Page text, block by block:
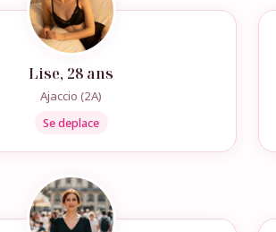
Lise, 28 ans
Ajaccio (2A)
Se deplace